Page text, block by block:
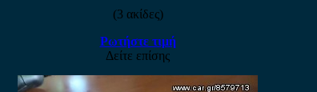
(3 ακίδες)
Ρωτήστε τιμή
Δείτε επίσης